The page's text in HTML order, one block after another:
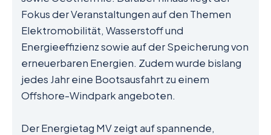
Fokus der Veranstaltungen auf den Themen
Elektromobilität, Wasserstoff und
Energieeffizienz sowie auf der Speicherung von
erneuerbaren Energien. Zudem wurde bislang
jedes Jahr eine Bootsausfahrt zu einem
Offshore-Windpark angeboten.
Der Energietag MV zeigt auf spannende,